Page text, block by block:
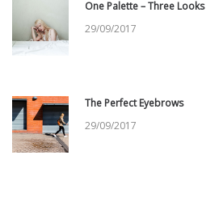
One Palette – Three Looks
29/09/2017
The Perfect Eyebrows
29/09/2017